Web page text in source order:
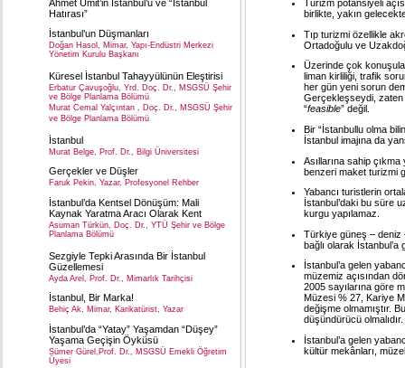
Ahmet Ümit’in İstanbul’u ve “İstanbul
Hatırası”
İstanbul’un Düşmanları
Doğan Hasol, Mimar, Yapı-Endüstri Merkezi
Yönetim Kurulu Başkanı
Küresel İstanbul Tahayyülünün Eleştirisi
Erbatur Çavuşoğlu, Yrd. Doç. Dr., MSGSÜ Şehir
ve Bölge Planlama Bölümü
Murat Cemal Yalçıntan , Doç. Dr., MSGSÜ Şehir
ve Bölge Planlama Bölümü
İstanbul
Murat Belge, Prof. Dr., Bilgi Üniversitesi
Gerçekler ve Düşler
Faruk Pekin, Yazar, Profesyonel Rehber
İstanbul’da Kentsel Dönüşüm: Mali
Kaynak Yaratma Aracı Olarak Kent
Asuman Türkün, Doç. Dr., YTÜ Şehir ve Bölge
Planlama Bölümü
Sezgiyle Tepki Arasında Bir İstanbul
Güzellemesi
Ayda Arel, Prof. Dr., Mimarlık Tarihçisi
İstanbul, Bir Marka!
Behiç Ak, Mimar, Karikatürist, Yazar
İstanbul’da “Yatay” Yaşamdan “Düşey”
Yaşama Geçişin Öyküsü
Sümer Gürel,Prof. Dr., MSGSÜ Emekli Öğretim
Üyesi
Turizm potansiyeli
birlikte, yakın
Tıp turizmi özellikle
Ortadoğulu ve
Üzerinde çok
liman kirliliği, trafik
her gün yeni sorun
Gerçekleşseydi, zaten
“feasible” değil.
Bir “İstanbullu olma
İstanbul imajına da
Asıllarına sahip
benzeri maket turizmi
Yabancı turistlerin
İstanbul’daki bu süre
kurgu yapılamaz.
Türkiye güneş – deniz
bağlı olarak İstanbul’a
İstanbul’a gelen
müzemiz açısından
2005 sayılarına göre
Müzesi % 27, Kariye
değişme olmamıştır.
düşündürücü olmalıdır.
İstanbul’a gelen
kültür mekânları,